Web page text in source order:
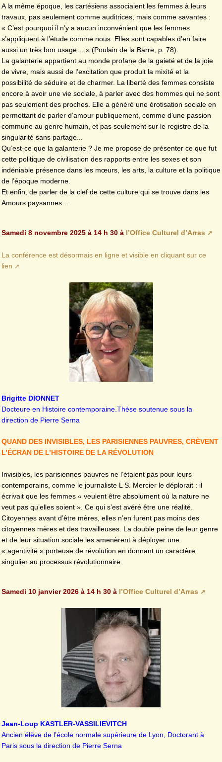
A la même époque, les cartésiens associaient les femmes à leurs
travaux, pas seulement comme auditrices, mais comme savantes :
« C’est pourquoi il n’y a aucun inconvénient que les femmes
s’appliquent à l’étude comme nous. Elles sont capables d’en faire
aussi un très bon usage… » (Poulain de la Barre, p. 78).
La galanterie appartient au monde profane de la gaieté et de la joie
de vivre, mais aussi de l’excitation que produit la mixité et la
possibilité de séduire et de charmer. La liberté des femmes consiste
encore à avoir une vie sociale, à parler avec des hommes qui ne sont
pas seulement des proches. Elle a généré une érotisation sociale en
permettant de parler d’amour publiquement, comme d’une passion
commune au genre humain, et pas seulement sur le registre de la
singularité sans partage...
Qu’est-ce que la galanterie ? Je me propose de présenter ce que fut
cette politique de civilisation des rapports entre les sexes et son
indéniable présence dans les mœurs, les arts, la culture et la politique
de l’époque moderne.
Et enfin, de parler de la clef de cette culture qui se trouve dans les
Amours paysannes…
Samedi 8 novembre 2025 à 14 h 30 à l’Office Culturel d’Arras
La conférence est désormais en ligne et visible en cliquant sur ce
lien
Brigitte DIONNET
Docteure en Histoire contemporaine.Thèse soutenue sous la
direction de Pierre Serna
QUAND DES INVISIBLES, LES PARISIENNES PAUVRES, CRÈVENT
L’ÉCRAN DE L’HISTOIRE DE LA RÉVOLUTION
Invisibles, les parisiennes pauvres ne l’étaient pas pour leurs
contemporains, comme le journaliste L S. Mercier le déplorait : il
écrivait que les femmes « veulent être absolument où la nature ne
veut pas qu’elles soient ». Ce qui s’est avéré être une réalité.
Citoyennes avant d’être mères, elles n’en furent pas moins des
citoyennes mères et des travailleuses. La double peine de leur genre
et de leur situation sociale les amenèrent à déployer une
« agentivité » porteuse de révolution en donnant un caractère
singulier au processus révolutionnaire.
Samedi 10 janvier 2026 à 14 h 30 à l’Office Culturel d’Arras
Jean-Loup KASTLER-VASSILIEVITCH
Ancien élève de l’école normale supérieure de Lyon, Doctorant à
Paris sous la direction de Pierre Serna